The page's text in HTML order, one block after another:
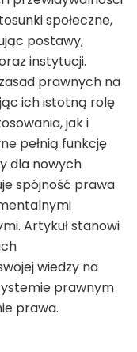
społeczne,
postawy,
instytucji.
prawnych na
ich istotną rolę
jak i
pełnią funkcję
dla nowych
spójność prawa
Artykuł stanowi
wiedzy na
prawnym
prawa.